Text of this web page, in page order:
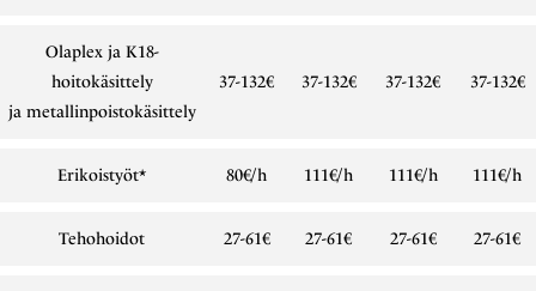
Olaplex ja K18-
hoitokäsittely
ja metallinpoistokäsittely
37-132€ 37-132€ 37-132€ 37-132€
Erikoistyöt* 80€/h 111€/h 111€/h 111€/h
Tehohoidot 27-61€ 27-61€ 27-61€ 27-61€